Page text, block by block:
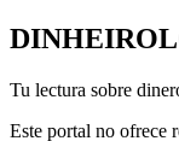
Tu lectura sobre
Este portal no ofrece